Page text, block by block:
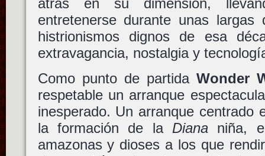
entretenerse durante unas
histrionismos dignos de esa
extravagancia, nostalgia y
Como punto de partida Wonder
respetable un arranque
inesperado. Un arranque centrado
la formación de la Diananiña,
amazonas y dioses a los que